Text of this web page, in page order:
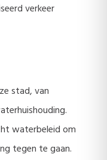
verkeer
stad, van
waterbeleid om
tegen te gaan.